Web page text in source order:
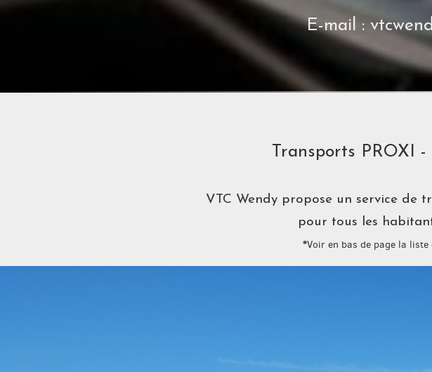
E-mail :
Transports PROXI
VTC Wendy propose un service de
pour tous les
*Voir en bas de page la